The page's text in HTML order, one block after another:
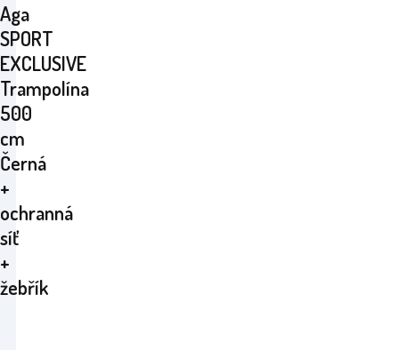
Aga
SPORT
EXCLUSIVE
Trampolína
500
cm
Černá
+
ochranná
síť
+
žebřík